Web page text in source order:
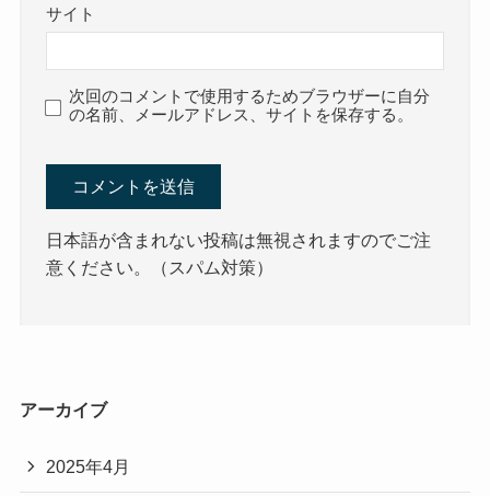
サイト
次回のコメントで使用するためブラウザーに自分
の名前、メールアドレス、サイトを保存する。
日本語が含まれない投稿は無視されますのでご注
意ください。（スパム対策）
アーカイブ
2025年4月